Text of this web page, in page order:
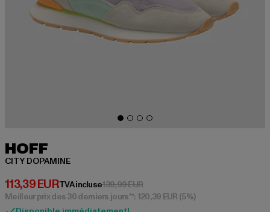
HOFF
CITY DOPAMINE
113,39 EUR
Prix courant: 113,39 EUR
TVA incluse139,99 EURPrix en promotion: 139,99 EUR
Meilleur prix des 30 derniers jours**: 120,39 EUR (5%)